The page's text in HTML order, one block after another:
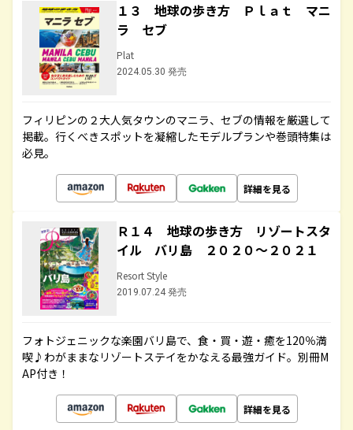
１３ 地球の歩き方 Ｐｌａｔ マニ
ラ セブ
Plat
2024.05.30 発売
フィリピンの２大人気タウンのマニラ、セブの情報を厳選して
掲載。行くべきスポットを凝縮したモデルプランや巻頭特集は
必見。
詳細を見る
Ｒ１４ 地球の歩き方 リゾートスタ
イル バリ島 ２０２０～２０２１
Resort Style
2019.07.24 発売
フォトジェニックな楽園バリ島で、食・買・遊・癒を120％満
喫♪わがままなリゾートステイをかなえる最強ガイド。別冊M
AP付き！
詳細を見る